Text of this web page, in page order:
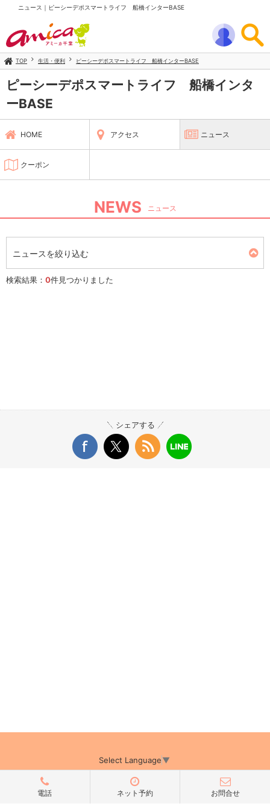
ニュース｜ピーシーデポスマートライフ 船橋インターBASE
TOP 生活・便利 ピーシーデポスマートライフ 船橋インターBASE
ピーシーデポスマートライフ 船橋インタ
ーBASE
HOME アクセス ニュース
クーポン
NEWS ニュース
ニュースを絞り込む
検索結果： 0件見つかりました
シェアする
Select Language▼
電話 ネット予約 お問合せ